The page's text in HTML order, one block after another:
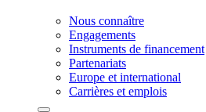
Nous connaître
Engagements
Instruments de financement
Partenariats
Europe et international
Carrières et emplois